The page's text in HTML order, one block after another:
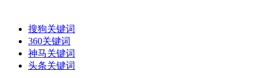
搜狗关键词
360关键词
神马关键词
头条关键词